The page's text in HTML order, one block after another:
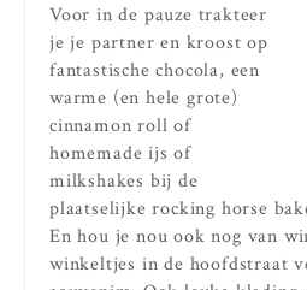
Voor in de pauze trakteer
je je partner en kroost op
fantastische chocola, een
warme (en hele grote)
cinnamon roll of
homemade ijs of
milkshakes bij de
plaatselijke rocking horse
En hou je nou ook nog van
winkeltjes in de hoofdstraat